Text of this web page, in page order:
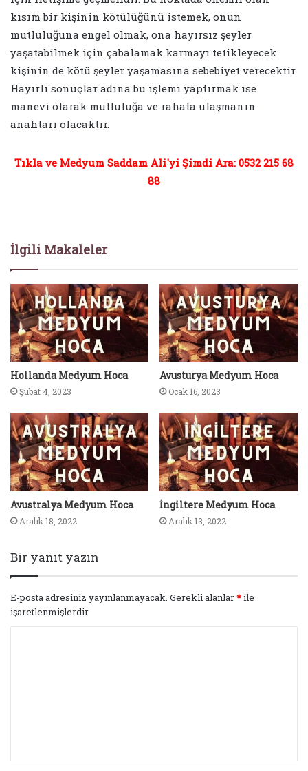
kısım bir kişinin kötülüğünü istemek, onun
mutluluğuna engel olmak, ona hayırsız şeyler
yaşatabilmek için çabalamak karmayı tetikleyecek
kişinin de kötü şeyler yaşamasına sebebiyet verecektir.
Hayırlı sonuçlar adına bu işlemi yaptırmak ise
manevi olarak mutluluğa ve rahata ulaşmanın
anahtarı olacaktır.
Tıkla ve Medyum Saddam Ali'yi Şimdi Ara: 0532 215 68
88
İlgili Makaleler
Hollanda Medyum Hoca
Şubat 4, 2023
Avusturya Medyum Hoca
Ocak 16, 2023
Avustralya Medyum Hoca
Aralık 18, 2022
İngiltere Medyum Hoca
Aralık 13, 2022
Bir yanıt yazın
E-posta adresiniz yayınlanmayacak. Gerekli alanlar*ile
işaretlenmişlerdir